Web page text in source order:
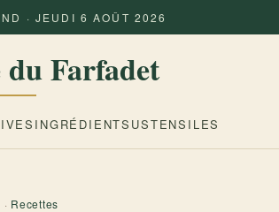
· JEUDI 6 AOÛT 2026
Farfadet
INGRÉDIENTS USTENSILES
· Recettes